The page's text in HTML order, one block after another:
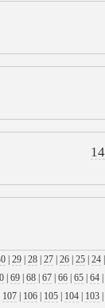
|
24
|
25
|
26
|
27
|
28
|
29
|
|
64
|
65
|
66
|
67
|
68
|
69
|
|
103
|
104
|
105
|
106
|
107